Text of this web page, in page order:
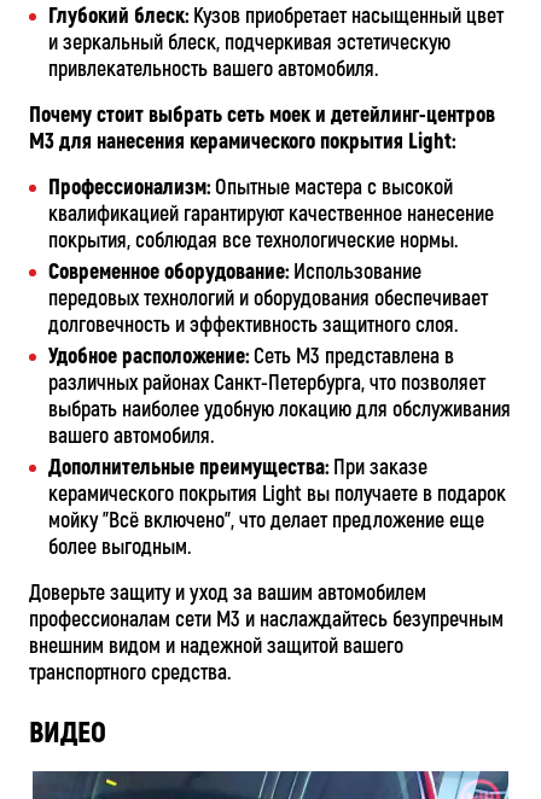
Глубокий блеск:Кузов приобретает насыщенный цвет
и зеркальный блеск, подчеркивая эстетическую
привлекательность вашего автомобиля.
Почему стоит выбрать сеть моек и детейлинг-центров
М3 для нанесения керамического покрытия Light:
Профессионализм:Опытные мастера с высокой
квалификацией гарантируют качественное нанесение
покрытия, соблюдая все технологические нормы.
Современное оборудование:Использование
передовых технологий и оборудования обеспечивает
долговечность и эффективность защитного слоя.
Удобное расположение:Сеть М3 представлена в
различных районах Санкт-Петербурга, что позволяет
выбрать наиболее удобную локацию для обслуживания
вашего автомобиля.
Дополнительные преимущества:При заказе
керамического покрытия Light вы получаете в подарок
мойку "Всё включено", что делает предложение еще
более выгодным.
Доверьте защиту и уход за вашим автомобилем
профессионалам сети М3 и наслаждайтесь безупречным
внешним видом и надежной защитой вашего
транспортного средства.
ВИДЕО